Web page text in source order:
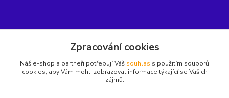
+420775654704
Zpracování cookies
Náš e-shop a partneři potřebují Váš souhlas s použitím souborů
cookies, aby Vám mohli zobrazovat informace týkající se Vašich
zájmů.